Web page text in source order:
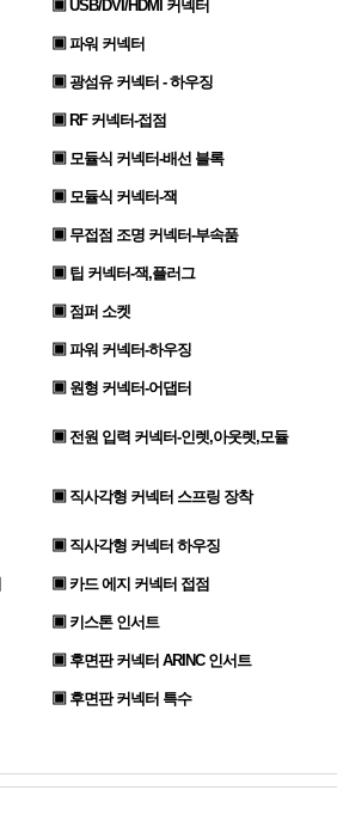
▣ USB/DVI/HDMI 커넥터
▣ 파워 커넥터
▣ 광섬유 커넥터 - 하우징
▣ RF 커넥터-접점
▣ 모듈식 커넥터-배선 블록
▣ 모듈식 커넥터-잭
▣ 무접점 조명 커넥터-부속품
▣ 팁 커넥터-잭,플러그
▣ 점퍼 소켓
▣ 파워 커넥터-하우징
▣ 원형 커넥터-어댑터
▣ 전원 입력 커넥터-인렛,아웃렛,모듈
▣ 직사각형 커넥터 스프링 장착
▣ 직사각형 커넥터 하우징
▣ 카드 에지 커넥터 접점
▣ 키스톤 인서트
▣ 후면판 커넥터 ARINC 인서트
▣ 후면판 커넥터 특수